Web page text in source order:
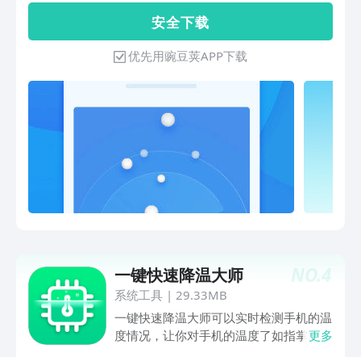
圾，手机清理更省心【手机加速】瞬间释
放手机内存，加速效果超同行【微信清
理】深度清理微信垃圾，微信聊天更流畅
【短信清理】首创智能短信分类，广告推
送轻松删【相册清理】自动筛选不美照
片，留住精彩瞬间【手机瘦身】全面分析
存储空间，垃圾无所遁形
安 全 下 载
优先用豌豆荚APP下载
NO.4
一键快速降温大师
系统工具| 29.33MB
一键快速降温大师可以实时检测手机的温
度情况，让你对手机的温度了如指掌。还
更多